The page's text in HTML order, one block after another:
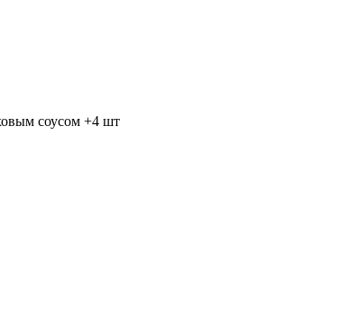
соусом +4 шт